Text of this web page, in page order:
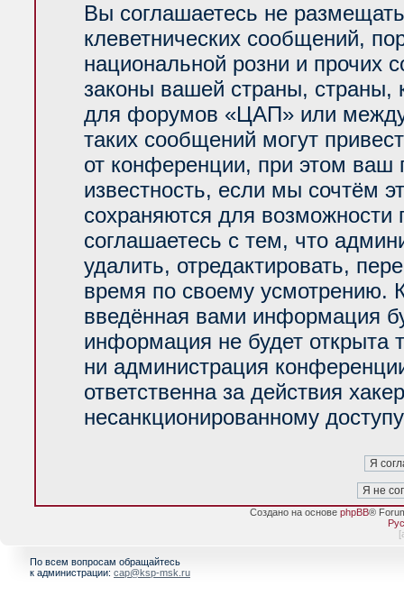
Вы соглашаетесь не
клеветнических сообщений,
национальной розни и прочих
законы вашей страны, страны,
для форумов «ЦАП» или
таких сообщений могут
от конференции, при этом ваш
известность, если мы сочтём
сохраняются для возможности
соглашаетесь с тем, что
удалить, отредактировать,
время по своему усмотрению.
введённая вами информация
информация не будет открыта
ни администрация
ответственна за действия
несанкционированному
Создано на основе phpBB®
[
По всем вопросам обращайтесь
к администрации: cap@ksp-msk.ru